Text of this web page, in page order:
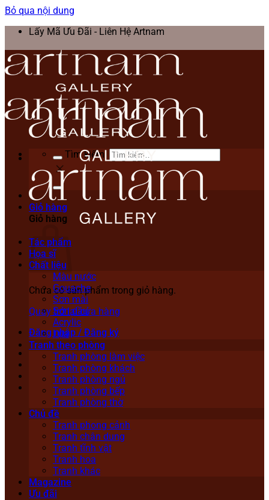
Bỏ qua nội dung
Lấy Mã Ưu Đãi - Liên Hệ Artnam
Tìm kiếm:
Giỏ hàng
Giỏ hàng
Chưa có sản phẩm trong giỏ hàng.
Quay trở lại cửa hàng
Đăng nhập / Đăng ký
Tác phẩm
Họa sĩ
Chất liệu
Màu nước
Gouache
Sơn mài
Sơn dầu
Acrylic
Lụa
Tranh theo phòng
Tranh phòng làm việc
Tranh phòng khách
Tranh phòng ngủ
Tranh phòng bếp
Tranh phòng thờ
Chủ đề
Tranh phong cảnh
Tranh chân dung
Tranh tĩnh vật
Tranh hoa
Tranh khác
Magazine
Ưu đãi